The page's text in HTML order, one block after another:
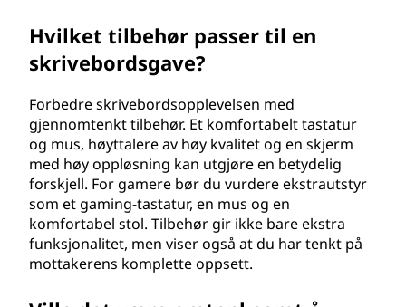
Hvilket tilbehør passer til en
skrivebordsgave?
Forbedre skrivebordsopplevelsen med
gjennomtenkt tilbehør. Et komfortabelt tastatur
og mus, høyttalere av høy kvalitet og en skjerm
med høy oppløsning kan utgjøre en betydelig
forskjell. For gamere bør du vurdere ekstrautstyr
som et gaming-tastatur, en mus og en
komfortabel stol. Tilbehør gir ikke bare ekstra
funksjonalitet, men viser også at du har tenkt på
mottakerens komplette oppsett.